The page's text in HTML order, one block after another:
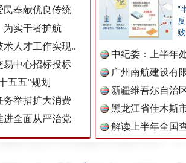
民奉献优良传统
为实干者护航
人才工作实现..
易中心招标投标
五五”规划
务举措扩大消费
进全面从严治党
"
中纪委：上半年
广州南航建设有
新疆维吾尔自治
黑龙江省佳木斯
解读上半年全国
公众新闻网.
公民新闻网.
公共新闻网.
航处 潮起向未来 广州首